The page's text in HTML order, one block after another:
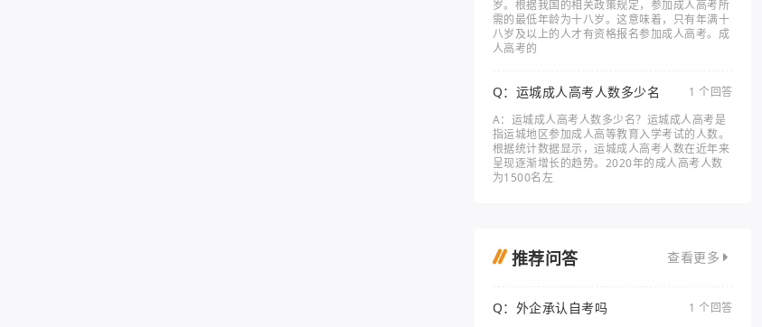
岁。根据我国的相关政策规定，参加成人高考所
需的最低年龄为十八岁。这意味着，只有年满十
八岁及以上的人才有资格报名参加成人高考。成
人高考的
Q：运城成人高考人数多少名
1 个回答
A：运城成人高考人数多少名？运城成人高考是
指运城地区参加成人高等教育入学考试的人数。
根据统计数据显示，运城成人高考人数在近年来
呈现逐渐增长的趋势。2020年的成人高考人数
为1500名左
推荐问答 查看更多
Q：外企承认自考吗
1 个回答